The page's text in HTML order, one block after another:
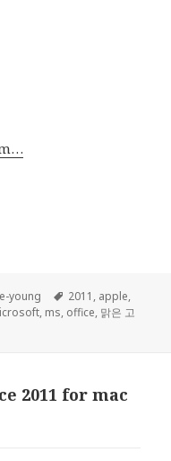
young Tags
2011 , apple,
, ms, office, 맑은 고
2011 for mac